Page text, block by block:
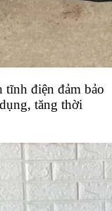
tĩnh điện đảm bảo
tăng thời